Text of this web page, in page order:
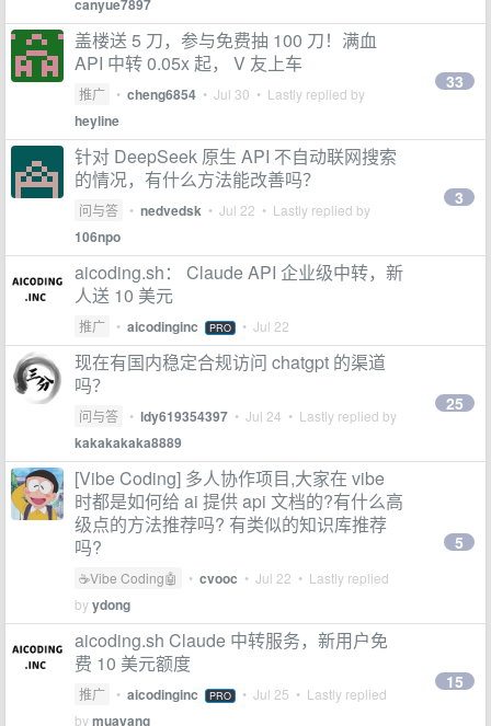
canyue7897
盖楼送 5 刀，参与免费抽 100 刀！满血
API 中转 0.05x 起， V 友上车
推广 • cheng6854 • Jul 30 • Lastly replied by
heyline
33
针对 DeepSeek 原生 API 不自动联网搜索
的情况，有什么方法能改善吗？
问与答 • nedvedsk • Jul 22 • Lastly replied by
106npo
3
aicoding.sh： Claude API 企业级中转，新
人送 10 美元
推广 • aicodinginc PRO • Jul 22
现在有国内稳定合规访问 chatgpt 的渠道
吗？
问与答 • ldy619354397 • Jul 24 • Lastly replied by
kakakakaka8889
25
[Vibe Coding] 多人协作项目,大家在 vibe
时都是如何给 ai 提供 api 文档的?有什么高
级点的方法推荐吗? 有类似的知识库推荐
吗?
☕Vibe Coding🤖 • cvooc • Jul 22 • Lastly replied
byydong
5
aicoding.sh Claude 中转服务，新用户免
费 10 美元额度
推广 • aicodinginc PRO • Jul 25 • Lastly replied
bymuayang
15